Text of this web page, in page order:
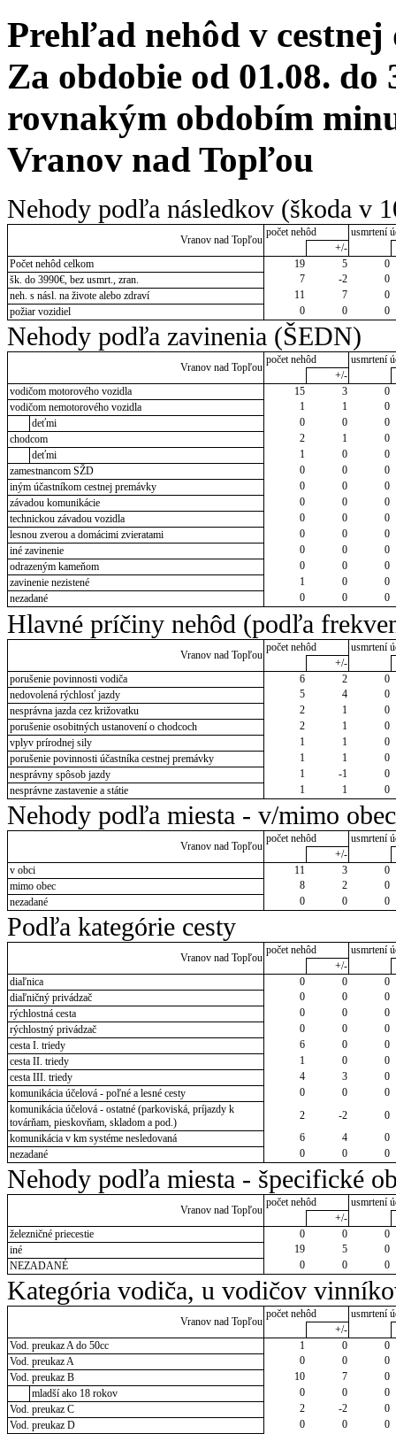
Prehľad nehôd v cestnej
Za obdobie od 01.08. do
rovnakým obdobím
Vranov nad Topľou
Nehody podľa následkov (škoda v
Vranov nad Topľou
počet nehôd
usmrtení
+/-
Počet nehôd celkom
19 5
0
šk. do 3990€, bez usmrt., zran.
7 -2
0
neh. s násl. na živote alebo zdraví
11 7
0
požiar vozidiel
0 0 0
Nehody podľa zavinenia (ŠEDN)
Vranov nad Topľou
počet nehôd
usmrtení
+/-
vodičom motorového vozidla
15 3
0
vodičom nemotorového vozidla
1 1
0
deťmi
0 0
0
chodcom
2 1
0
deťmi
1 0
0
zamestnancom SŽD
0 0
0
iným účastníkom cestnej premávky
0 0
0
závadou komunikácie
0 0
0
technickou závadou vozidla
0 0
0
lesnou zverou a domácimi zvieratami
0 0
0
iné zavinenie
0 0
0
odrazeným kameňom
0 0
0
zavinenie nezistené
1 0
0
nezadané
0 0 0
Hlavné príčiny nehôd (podľa
Vranov nad Topľou
počet nehôd
usmrtení
+/-
porušenie povinnosti vodiča
6 2
0
nedovolená rýchlosť jazdy
5 4
0
nesprávna jazda cez križovatku
2 1
0
porušenie osobitných ustanovení o chodcoch
2 1
0
vplyv prírodnej sily
1 1
0
porušenie povinnosti účastníka cestnej premávky
1 1
0
nesprávny spôsob jazdy
1 -1
0
nesprávne zastavenie a státie
1 1 0
Nehody podľa miesta - v/mimo obec
Vranov nad Topľou
počet nehôd
usmrtení
+/-
v obci
11 3
0
mimo obec
8 2
0
nezadané
0 0 0
Podľa kategórie cesty
Vranov nad Topľou
počet nehôd
usmrtení
+/-
diaľnica
0 0
0
diaľničný privádzač
0 0
0
rýchlostná cesta
0 0
0
rýchlostný privádzač
0 0
0
cesta I. triedy
6 0
0
cesta II. triedy
1 0
0
cesta III. triedy
4 3
0
komunikácia účelová - poľné a lesné cesty
0 0
0
komunikácia účelová - ostatné (parkoviská, príjazdy k
továrňam, pieskovňam, skladom a pod.)
2 -2
0
komunikácia v km systéme nesledovaná
6 4
0
nezadané
0 0 0
Nehody podľa miesta - špecifické
Vranov nad Topľou
počet nehôd
usmrtení
+/-
železničné priecestie
0 0
0
iné
19 5
0
NEZADANÉ
0 0 0
Kategória vodiča, u vodičov
Vranov nad Topľou
počet nehôd
usmrtení
+/-
Vod. preukaz A do 50cc
1 0
0
Vod. preukaz A
0 0
0
Vod. preukaz B
10 7
0
mladší ako 18 rokov
0 0
0
Vod. preukaz C
2 -2
0
Vod. preukaz D
0 0
0